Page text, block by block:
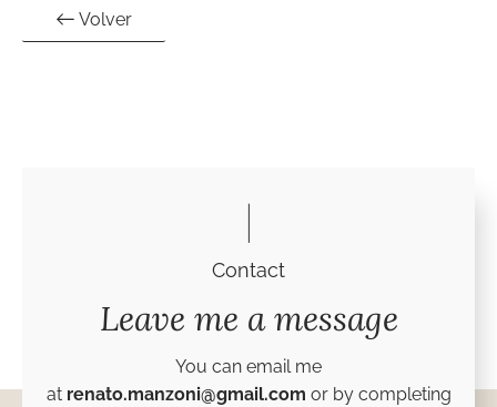
Volver
Contact
Leave me a message
You can email me
at renato.manzoni@gmail.com or by completing